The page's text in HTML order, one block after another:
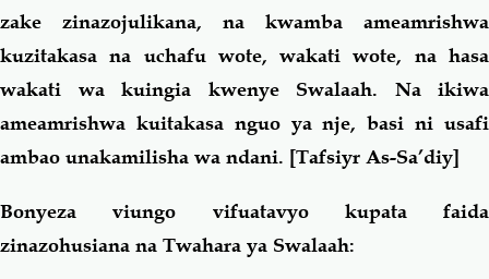
zake zinazojulikana, na kwamba ameamrishwa
kuzitakasa na uchafu wote, wakati wote, na hasa
wakati wa kuingia kwenye Swalaah. Na ikiwa
ameamrishwa kuitakasa nguo ya nje, basi ni usafi
ambao unakamilisha wa ndani. [Tafsiyr As-Sa’diy]
Bonyeza viungo vifuatavyo kupata faida
zinazohusiana na Twahara ya Swalaah: